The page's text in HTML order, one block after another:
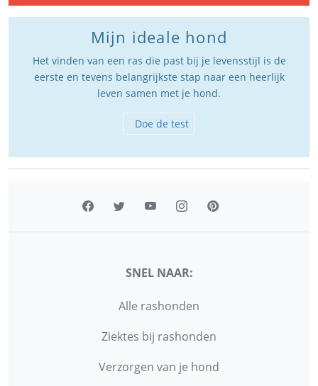
Mijn ideale hond
Het vinden van een ras die past bij je levensstijl is de
eerste en tevens belangrijkste stap naar een heerlijk
leven samen met je hond.
Doe de test
SNEL NAAR:
Alle rashonden
Ziektes bij rashonden
Verzorgen van je hond